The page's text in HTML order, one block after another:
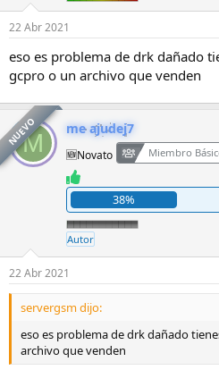
22 Abr 2021
eso es problema de drk dañado
gcpro o un archivo que venden
NUEVO
OPM me ajudej7
🆕Novato Miembro
38%
Autor
22 Abr 2021
servergsm dijo:
eso es problema de drk dañado
archivo que venden